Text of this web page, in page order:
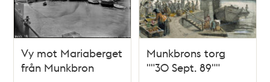
Vy mot Mariaberget
från Munkbron
Munkbrons torg
""30 Sept. 89""